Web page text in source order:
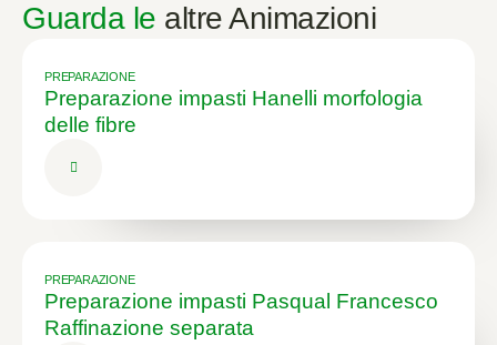
Guarda le altre Animazioni
PREPARAZIONE
Preparazione impasti Hanelli morfologia
delle fibre
PREPARAZIONE
Preparazione impasti Pasqual Francesco
Raffinazione separata